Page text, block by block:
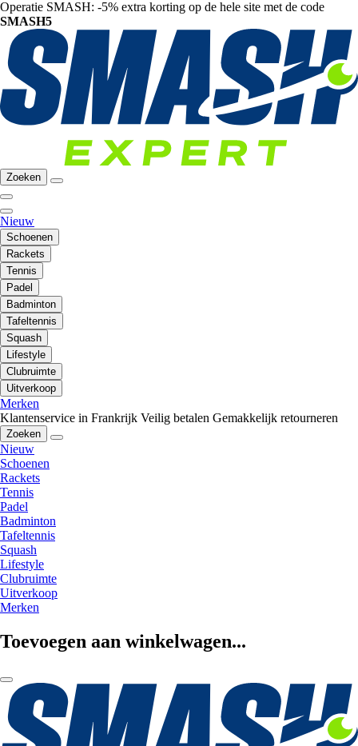
Operatie SMASH: -5% extra korting op de hele site met de code
SMASH5
Zoeken
Nieuw
Schoenen
Rackets
Tennis
Padel
Badminton
Tafeltennis
Squash
Lifestyle
Clubruimte
Uitverkoop
Merken
Klantenservice in Frankrijk Veilig betalen Gemakkelijk retourneren
Zoeken
Nieuw
Schoenen
Rackets
Tennis
Padel
Badminton
Tafeltennis
Squash
Lifestyle
Clubruimte
Uitverkoop
Merken
Toevoegen aan winkelwagen...